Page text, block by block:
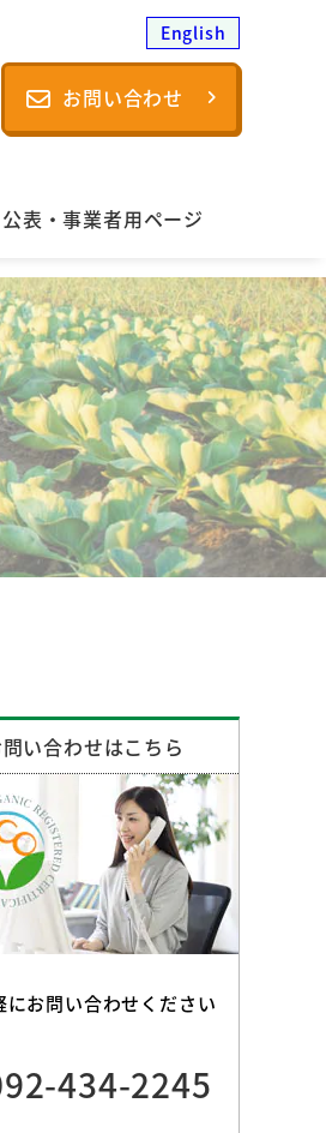
English
お問い合わせ
公表・事業者用ページ
い合わせはこちら
にお問い合わせください
434-2245